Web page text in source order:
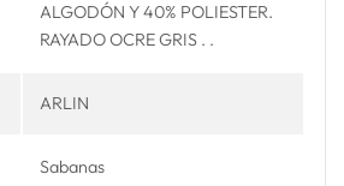
ALGODÓN Y 40% POLIESTER.
RAYADO OCRE GRIS . .
ARLIN
Sabanas